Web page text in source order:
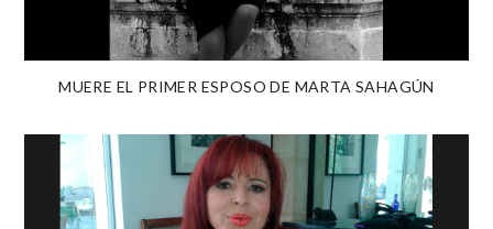
MUERE EL PRIMER ESPOSO DE MARTA SAHAGÚN